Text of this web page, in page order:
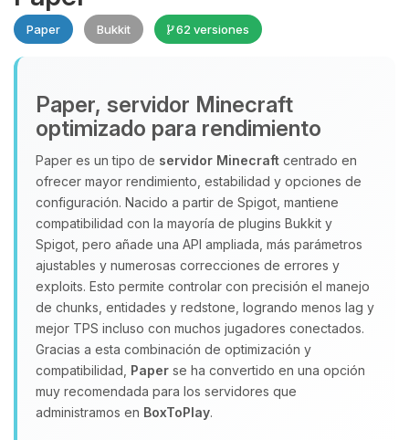
Paper Bukkit 62 versiones
Paper, servidor Minecraft
optimizado para rendimiento
Paper es un tipo de servidor Minecraft centrado en
ofrecer mayor rendimiento, estabilidad y opciones de
configuración. Nacido a partir de Spigot, mantiene
compatibilidad con la mayoría de plugins Bukkit y
Spigot, pero añade una API ampliada, más parámetros
ajustables y numerosas correcciones de errores y
exploits. Esto permite controlar con precisión el manejo
de chunks, entidades y redstone, logrando menos lag y
mejor TPS incluso con muchos jugadores conectados.
Gracias a esta combinación de optimización y
compatibilidad, Paper se ha convertido en una opción
muy recomendada para los servidores que
administramos en BoxToPlay.
Yupi, por fin alguien con quien
hablar! Soy Choupy, tu pequeno
asistente de BoxToPlay. Cuentame
que necesitas y moveré mis
pequenos circuitos para ayudarte.
07/08/2026 09:26